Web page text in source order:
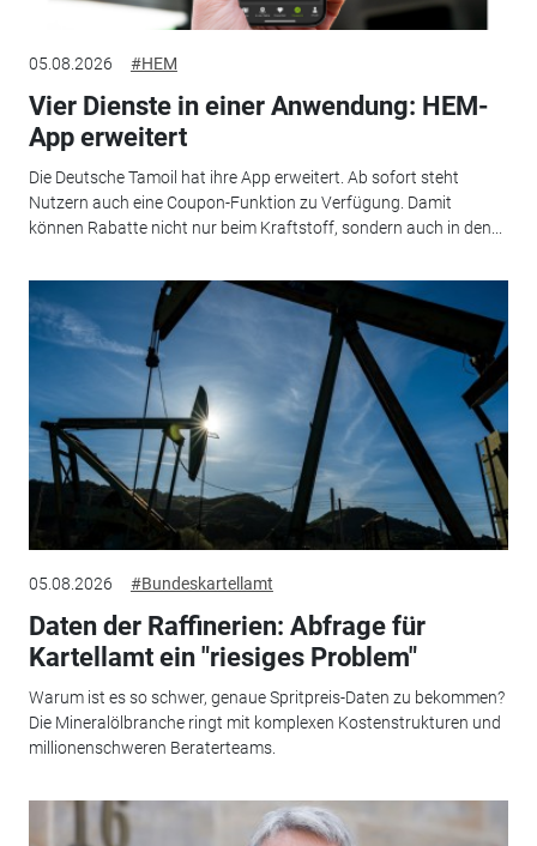
05.08.2026 #HEM
Vier Dienste in einer Anwendung: HEM-
App erweitert
Die Deutsche Tamoil hat ihre App erweitert. Ab sofort steht
Nutzern auch eine Coupon-Funktion zu Verfügung. Damit
können Rabatte nicht nur beim Kraftstoff, sondern auch in den...
05.08.2026 #Bundeskartellamt
Daten der Raffinerien: Abfrage für
Kartellamt ein "riesiges Problem"
Warum ist es so schwer, genaue Spritpreis-Daten zu bekommen?
Die Mineralölbranche ringt mit komplexen Kostenstrukturen und
millionenschweren Beraterteams.